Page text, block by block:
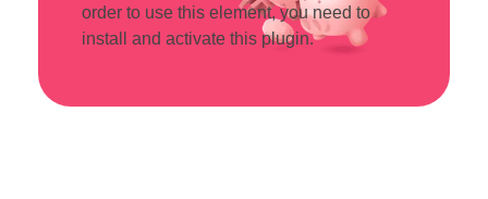
order to use this element, you need to
install and activate this plugin.